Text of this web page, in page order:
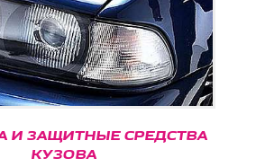
ЗАЩИТНЫЕ СРЕДСТВА
КУЗОВА